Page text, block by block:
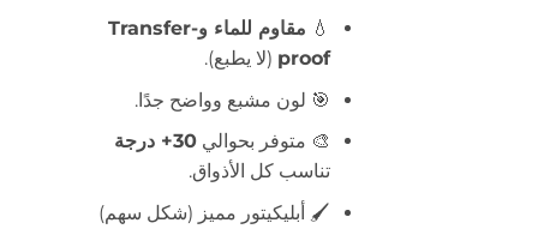
💧
مقاوم للماء وTransfer-
proof (لا يطبع).
🎯 لون مشبع وواضح جدًا.
🎨 متوفر بحوالي 30+ درجة
تناسب كل الأذواق.
🖌️ أبليكيتور مميز (شكل سهم)